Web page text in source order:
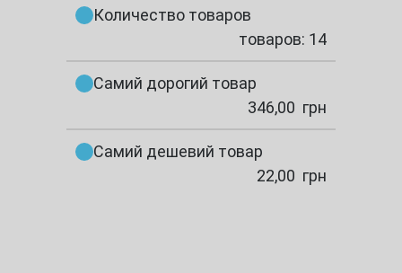
Количество товаров
товаров: 14
Самий дорогий товар
346,00 грн
Самий дешевий товар
22,00 грн